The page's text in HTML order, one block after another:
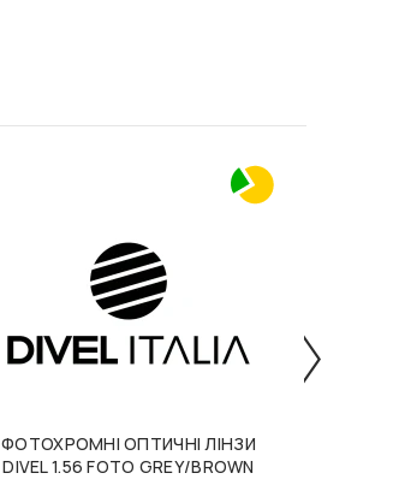
ФОТОХРОМНІ ОПТИЧНІ ЛІНЗИ
DIVEL 1.56 FOTO GREY/BROWN